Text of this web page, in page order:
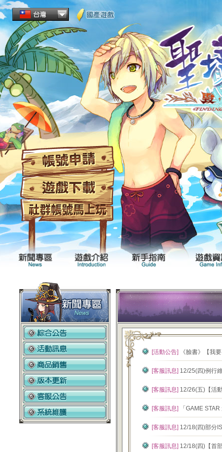
新聞專區 遊戲介紹
帳
遊
社
[活動公告] 《臉書》【我
[客服訊息] 12/25(四)例行
[客服訊息] 12/26(五)【活
[客服訊息] 「GAME
[客服訊息] 12/18(四)部分
[客服訊息] 12/18(四)【首